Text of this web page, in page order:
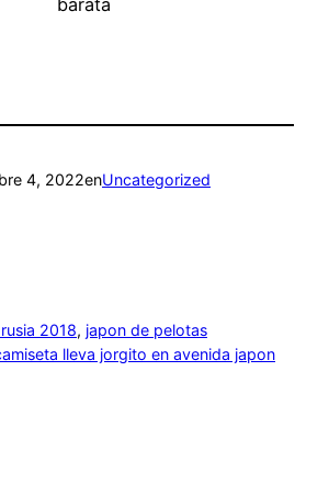
4, 2022enUncategorized
2018, japon de pelotas
lleva jorgito en avenida japon